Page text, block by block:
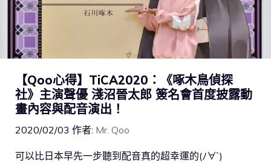
【Qoo心得】TiCA2020：《啄木鳥偵探
社》主演聲優 淺沼晉太郎 簽名會首度披露動
畫內容與配音演出！
2020/02/03 作者: Mr. Qoo
可以比日本早先一步聽到配音真的超幸運的(ﾉ∀`)